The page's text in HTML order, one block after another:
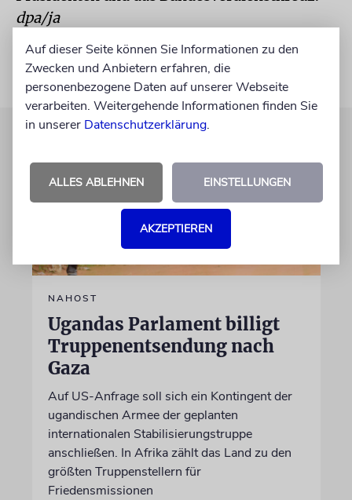
dpa/ja
NAHOST
Ugandas Parlament billigt
Truppenentsendung nach
Gaza
Auf US-Anfrage soll sich ein Kontingent der
ugandischen Armee der geplanten
internationalen Stabilisierungstruppe
anschließen. In Afrika zählt das Land zu den
größten Truppenstellern für
Friedensmissionen
Auf dieser Seite können Sie Informationen zu den
Zwecken und Anbietern erfahren, die
personenbezogene Daten auf unserer Webseite
verarbeiten. Weitergehende Informationen finden Sie
in unserer Datenschutzerklärung.
ALLES ABLEHNEN EINSTELLUNGEN
AKZEPTIEREN